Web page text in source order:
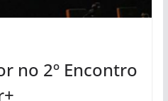
no 2º Encontro